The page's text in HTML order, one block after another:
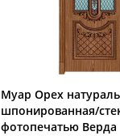
Муар Орех
шпонированная/
фотопечатью Верда